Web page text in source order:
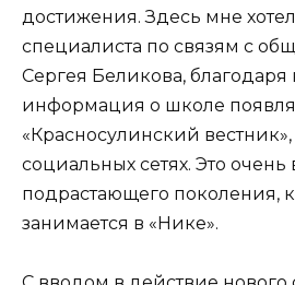
достижения. Здесь мне
специалиста по связям с
Сергея Беликова, благодаря
информация о школе
«Красносулинский вестник»,
социальных сетях. Это очень
подрастающего поколения,
занимается в «Нике».